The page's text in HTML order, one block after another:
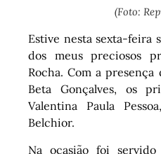
(Foto:
Estive nesta sexta-feira
dos meus preciosos
Rocha. Com a
Beta Gonçalves, os
Valentina Paula
Belchior.
Na ocasião foi